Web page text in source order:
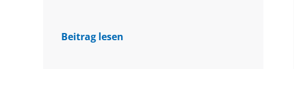
Beitrag lesen